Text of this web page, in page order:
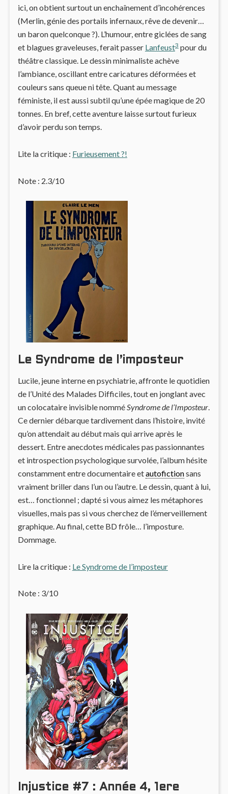
ici, on obtient surtout un enchaînement d’incohérences
(Merlin, génie des portails infernaux, rêve de devenir…
un baron quelconque ?). L’humour, entre giclées de sang
et blagues graveleuses, ferait passer Lanfeust3pour du
théâtre classique. Le dessin minimaliste achève
l’ambiance, oscillant entre caricatures déformées et
couleurs sans queue ni tête. Quant au message
féministe, il est aussi subtil qu’une épée magique de 20
tonnes. En bref, cette aventure laisse surtout furieux
d’avoir perdu son temps.
Lite la critique : Furieusement ?!
Note : 2.3/10
Le Syndrome de l’imposteur
Lucile, jeune interne en psychiatrie, affronte le quotidien
de l’Unité des Malades Difficiles, tout en jonglant avec
un colocataire invisible nomméSyndrome de l’Imposteur.
Ce dernier débarque tardivement dans l’histoire, invité
qu’on attendait au début mais qui arrive après le
dessert. Entre anecdotes médicales pas passionnantes
et introspection psychologique survolée, l’album hésite
constamment entre documentaire etautofictionsans
vraiment briller dans l’un ou l’autre. Le dessin, quant à lui,
est… fonctionnel ; dapté si vous aimez les métaphores
visuelles, mais pas si vous cherchez de l’émerveillement
graphique. Au final, cette BD frôle… l’imposture.
Dommage.
Lire la critique : Le Syndrome de l’imposteur
Note : 3/10
Injustice #7 : Année 4, 1ere